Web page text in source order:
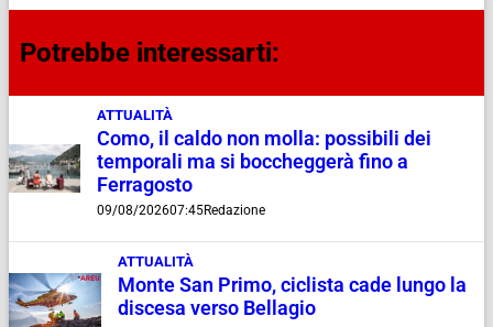
Potrebbe interessarti:
ATTUALITÀ
Como, il caldo non molla: possibili dei
temporali ma si boccheggerà fino a
Ferragosto
09/08/202607:45Redazione
ATTUALITÀ
Monte San Primo, ciclista cade lungo la
discesa verso Bellagio